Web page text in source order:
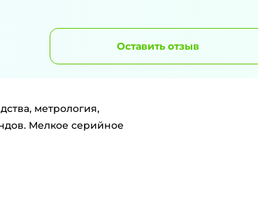
Оставить отзыв
метрология,
Мелкое серийное